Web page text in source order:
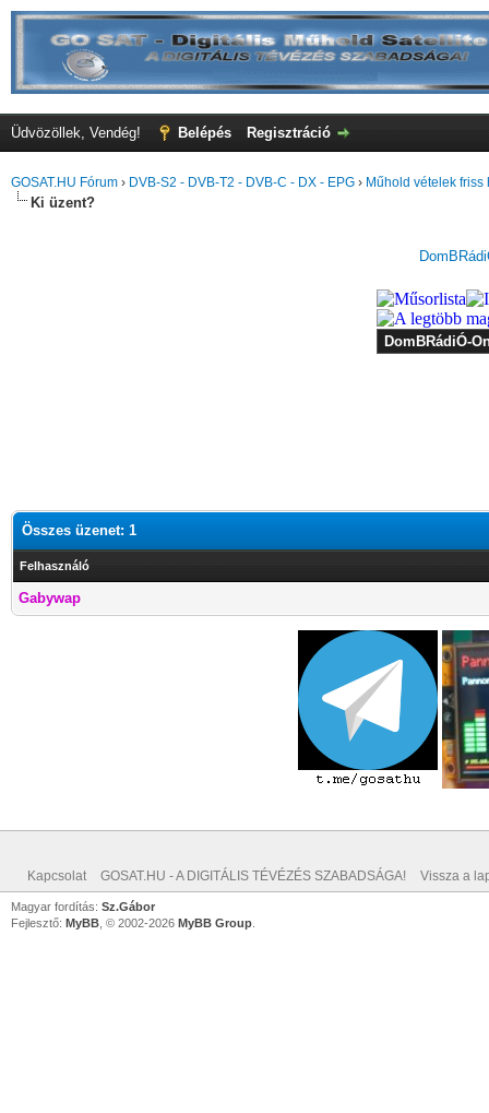
Üdvözöllek, Vendég! Belépés Regisztráció
GOSAT.HU Fórum › DVB-S2 - DVB-T2 - DVB-C - DX - EPG › Műhold vételek friss
Ki üzent?
Összes üzenet: 1
Felhasználó
Gabywap
Kapcsolat GOSAT.HU - A DIGITÁLIS TÉVÉZÉS SZABADSÁGA! Vissza a
Magyar fordítás: Sz.Gábor
Fejlesztő: MyBB , © 2002-2026 MyBB Group